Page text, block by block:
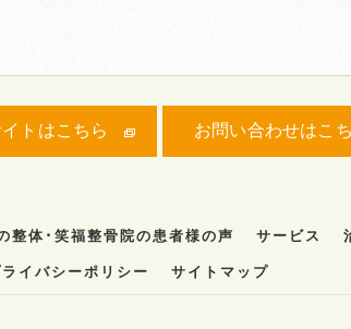
トはこちら お問い合わせはこ
整体･笑福整骨院の患者様の声 サービス
ライバシーポリシー サイトマップ